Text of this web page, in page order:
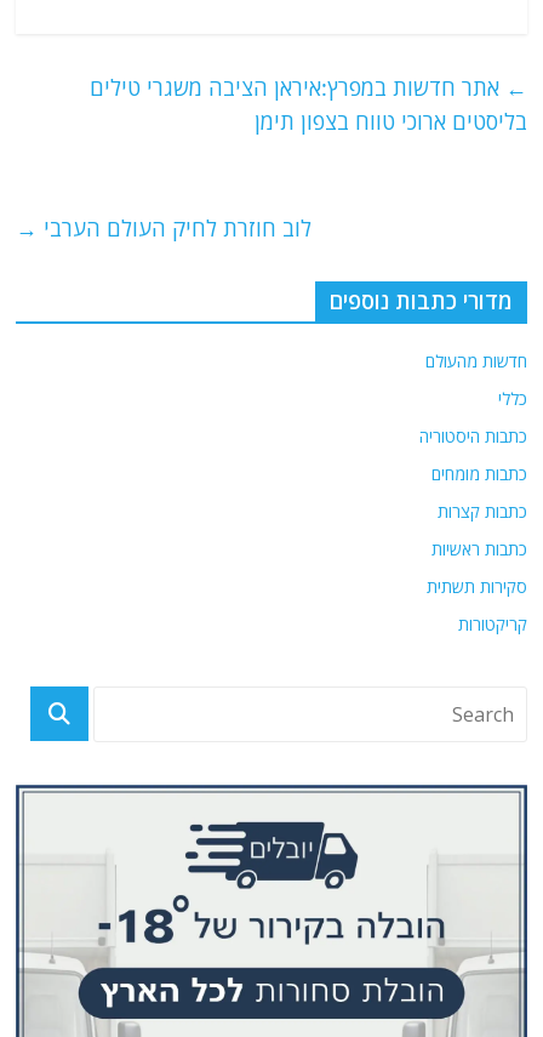
s
A
g
ra
l
er
e
b
k
← אתר חדשות במפרץ:איראן הציבה משגרי טילים
בליסטים ארוכי טווח בצפון תימן
לוב חוזרת לחיק העולם הערבי →
מדורי כתבות נוספים
חדשות מהעולם
כללי
כתבות היסטוריה
כתבות מומחים
כתבות קצרות
כתבות ראשיות
סקירות תשתית
קריקטורות